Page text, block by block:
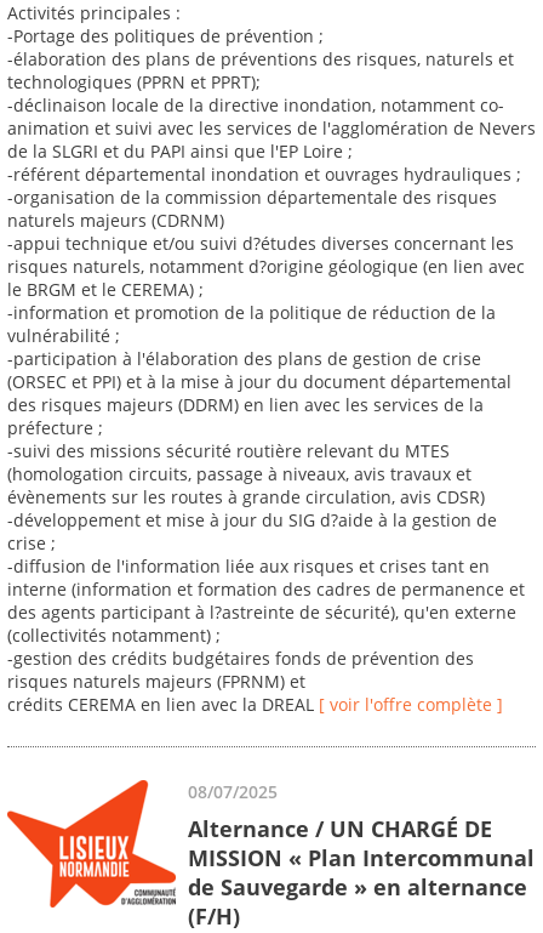
Activités principales :
-Portage des politiques de prévention ;
-élaboration des plans de préventions des risques, naturels et
technologiques (PPRN et PPRT);
-déclinaison locale de la directive inondation, notamment co-
animation et suivi avec les services de l'agglomération de Nevers
de la SLGRI et du PAPI ainsi que l'EP Loire ;
-référent départemental inondation et ouvrages hydrauliques ;
-organisation de la commission départementale des risques
naturels majeurs (CDRNM)
-appui technique et/ou suivi d?études diverses concernant les
risques naturels, notamment d?origine géologique (en lien avec
le BRGM et le CEREMA) ;
-information et promotion de la politique de réduction de la
vulnérabilité ;
-participation à l'élaboration des plans de gestion de crise
(ORSEC et PPI) et à la mise à jour du document départemental
des risques majeurs (DDRM) en lien avec les services de la
préfecture ;
-suivi des missions sécurité routière relevant du MTES
(homologation circuits, passage à niveaux, avis travaux et
évènements sur les routes à grande circulation, avis CDSR)
-développement et mise à jour du SIG d?aide à la gestion de
crise ;
-diffusion de l'information liée aux risques et crises tant en
interne (information et formation des cadres de permanence et
des agents participant à l?astreinte de sécurité), qu'en externe
(collectivités notamment) ;
-gestion des crédits budgétaires fonds de prévention des
risques naturels majeurs (FPRNM) et
crédits CEREMA en lien avec la DREAL [ voir l'offre complète ]
08/07/2025
Alternance / UN CHARGÉ DE
MISSION « Plan Intercommunal
de Sauvegarde » en alternance
(F/H)